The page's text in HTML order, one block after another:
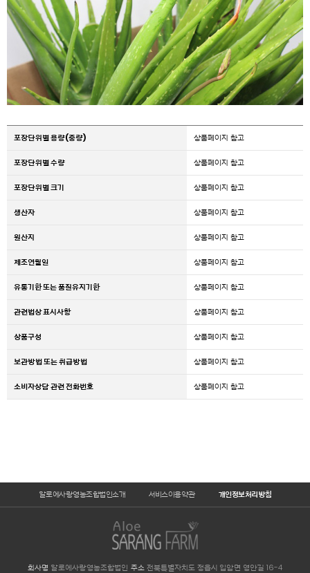
포장단위별 용량(중량) 상품페이지 참고
포장단위별 수량 상품페이지 참고
포장단위별 크기 상품페이지 참고
생산자 상품페이지 참고
원산지 상품페이지 참고
제조연월일 상품페이지 참고
유통기한 또는 품질유지기한 상품페이지 참고
관련법상 표시사항 상품페이지 참고
상품구성 상품페이지 참고
보관방법 또는 취급방법 상품페이지 참고
소비자상담 관련 전화번호 상품페이지 참고
알로에사랑영농조합법인소개 서비스이용약관 개인정보처리방침
회사명 알로에사랑영농조합법인 주소전북특별자치도 정읍시 입암면 영안길 16-4